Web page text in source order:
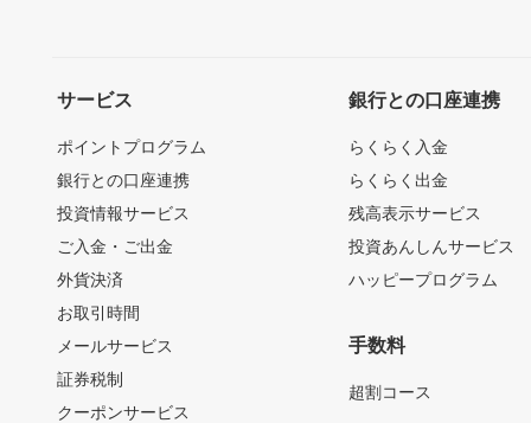
サービス
ポイントプログラム
銀行との口座連携
投資情報サービス
ご入金・ご出金
外貨決済
お取引時間
メールサービス
証券税制
クーポンサービス
銀行との口座連携
らくらく入金
らくらく出金
残高表示サービス
投資あんしんサービス
ハッピープログラム
手数料
超割コース